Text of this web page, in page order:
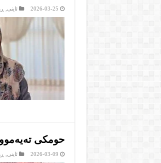
2026-03-25 ئاینى
حومکی
2026-03-09 ئاینى